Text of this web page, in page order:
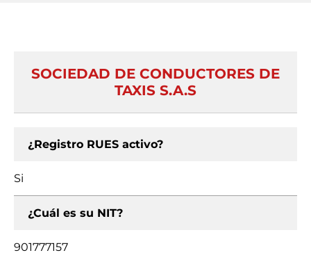
SOCIEDAD DE CONDUCTORES DE
TAXIS S.A.S
¿Registro RUES activo?
Si
¿Cuál es su NIT?
901777157